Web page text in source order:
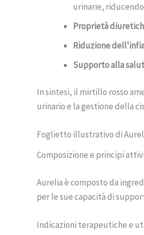
urinarie,
Proprietà
Riduzione
Supporto alla
In sintesi, il mirtillo rosso
urinario e la gestione della
Foglietto illustrativo di
Composizione e principi attivi
Aurelia è composto da
per le sue capacità di
Indicazioni terapeutiche e